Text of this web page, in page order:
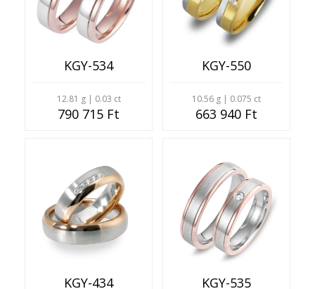
KGY-534
12.81 g | 0.03 ct
790 715 Ft
KGY-550
10.56 g | 0.075 ct
663 940 Ft
KGY-434 KGY-535